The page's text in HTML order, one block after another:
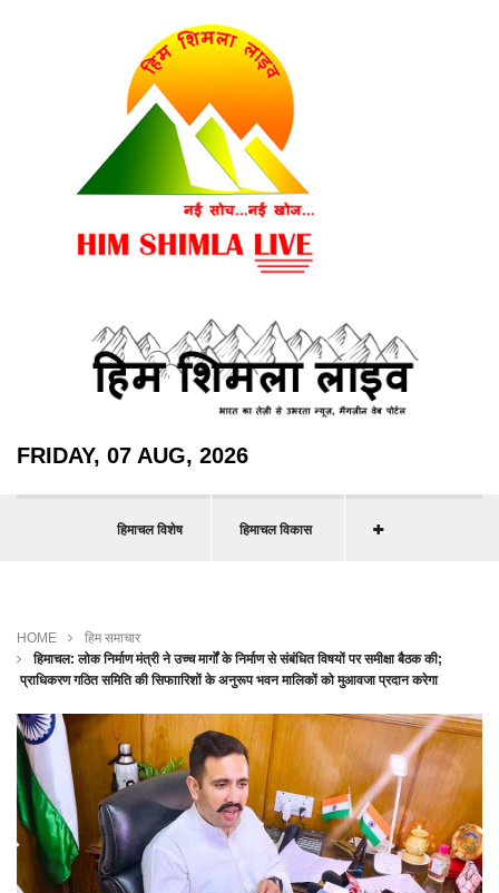
FRIDAY, 07 AUG, 2026
हिमाचल विशेष हिमाचल विकास
HOME
हिम समाचार
हिमाचल: लोक निर्माण मंत्री ने उच्च मार्गों के निर्माण से संबंधित विषयों पर समीक्षा बैठक की;
प्राधिकरण गठित समिति की सिफाारिशों के अनुरूप भवन मालिकों को मुआवजा प्रदान करेगा